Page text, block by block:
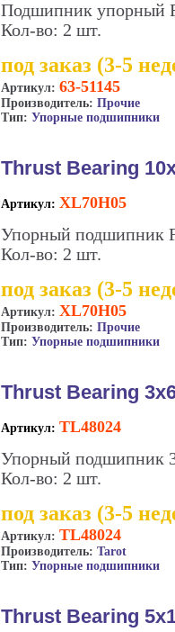
Подшипник упорный
Кол-во: 2 шт.
под заказ (3-5
Артикул: 63-51145
Производитель: Прочие
Тип: Упорные подшипники
Thrust Bearing
Артикул: XL70H05
Упорный подшипник
Кол-во: 2 шт.
под заказ (3-5
Артикул: XL70H05
Производитель: Прочие
Тип: Упорные подшипники
Thrust Bearing
Артикул: TL48024
Упорный подшипник
Кол-во: 2 шт.
под заказ (3-5
Артикул: TL48024
Производитель: Tarot
Тип: Упорные подшипники
Thrust Bearing